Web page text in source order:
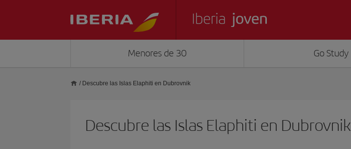
Menores de 30 Go Study
/ Descubre las Islas Elaphiti en Dubrovnik
Descubre las Islas Elaphiti en Dubrovnik